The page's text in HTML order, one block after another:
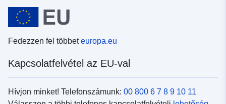
Fedezzen fel többeteuropa.eu
Kapcsolatfelvétel az EU-val
Hívjon minket! Telefonszámunk: 00 800 6 7 8 9 10 11